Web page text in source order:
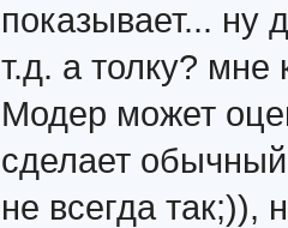
показывает... ну
т.д. а толку? мне
Модер может
сделает
не всегда так;)),